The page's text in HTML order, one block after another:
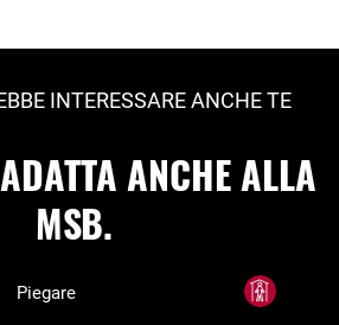
INTERESSARE ANCHE TE
ANCHE ALLA
MSB.
Piegare